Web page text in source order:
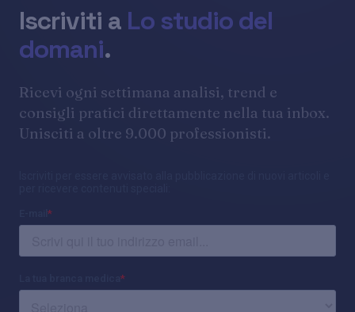
Iscriviti a Lo studio del
domani.
Ricevi ogni settimana analisi, trend e
consigli pratici direttamente nella tua inbox.
Unisciti a oltre 9.000 professionisti.